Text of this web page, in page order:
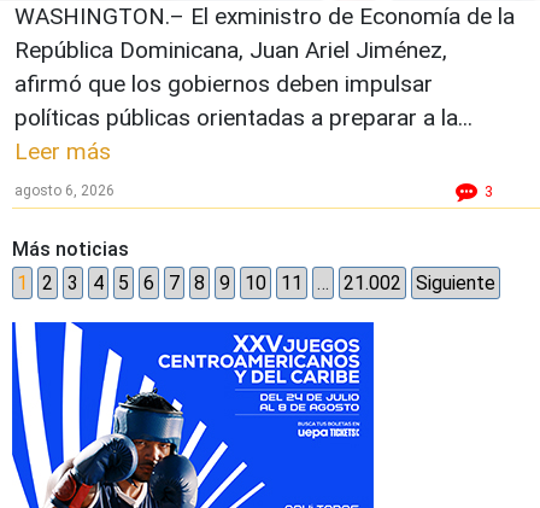
WASHINGTON.– El exministro de Economía de la
República Dominicana, Juan Ariel Jiménez,
afirmó que los gobiernos deben impulsar
políticas públicas orientadas a preparar a la...
Leer más
agosto 6, 2026 3
Más noticias
1
2 3 4 5 6 7 8 9 10 11 … 21.002 Siguiente